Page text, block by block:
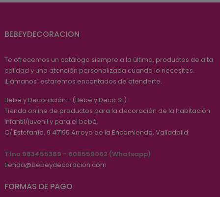
BEBEYDECORACION
Te ofrecemos un catálogo siempre a la última, productos de alta
calidad y una atención personalizada cuando lo necesites.
¡Llámanos! estaremos encantados de atenderte.
Bebé y Decoración - (Bebé y Deco SL)
Tienda online de productos para la decoración de la habitación
infantil/juvenil y para el bebé.
C/ Estefanía, 9 47195 Arroyo de la Encomienda, Valladolid
Tfno 983455389 - 608559062 (Whatsapp)
tienda@bebeydecoracion.com
FORMAS DE PAGO